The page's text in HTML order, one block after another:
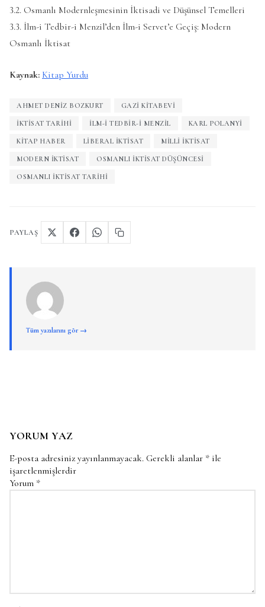
3.2. Osmanlı Modernleşmesinin İktisadi ve Düşünsel Temelleri
3.3. İlm-i Tedbir-i Menzil’den İlm-i Servet’e Geçiş: Modern
Osmanlı İktisat
Kaynak: Kitap Yurdu
AHMET DENIZ BOZKURT GAZI KITABEVI
İKTISAT TARIHI İLM-I TEDBIR-I MENZIL KARL POLANYI
KITAP HABER LIBERAL IKTISAT MILLI IKTISAT
MODERN IKTISAT OSMANLI İKTISAT DÜŞÜNCESI
OSMANLI İKTISAT TARIHI
PAYLAŞ
Tüm yazılarını gör →
YORUM YAZ
E-posta adresiniz yayınlanmayacak. Gerekli alanlar * ile
işaretlenmişlerdir
Yorum *